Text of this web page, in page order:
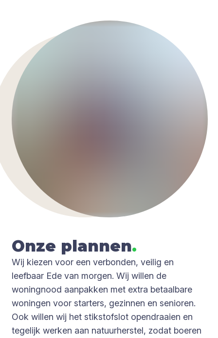
Onze plan­nen.
Wij kiezen voor een verbonden, veilig en
leefbaar Ede van morgen. Wij willen de
woningnood aanpakken met extra betaalbare
woningen voor starters, gezinnen en senioren.
Ook willen wij het stikstofslot opendraaien en
tegelijk werken aan natuurherstel, zodat boeren